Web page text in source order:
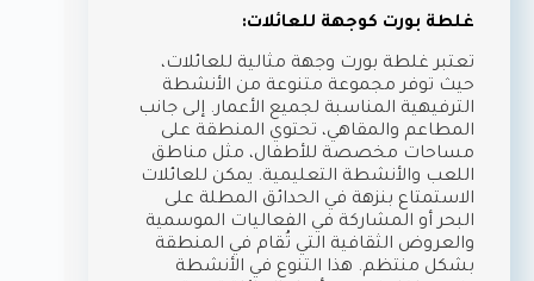
غلطة بورت كوجهة للعائلات:
تعتبر غلطة بورت وجهة مثالية للعائلات،
حيث توفر مجموعة متنوعة من الأنشطة
الترفيهية المناسبة لجميع الأعمار. إلى جانب
المطاعم والمقاهي، تحتوي المنطقة على
مساحات مخصصة للأطفال، مثل مناطق
اللعب والأنشطة التعليمية. يمكن للعائلات
الاستمتاع بنزهة في الحدائق المطلة على
البحر أو المشاركة في الفعاليات الموسمية
والعروض الثقافية التي تُقام في المنطقة
بشكل منتظم. هذا التنوع في الأنشطة